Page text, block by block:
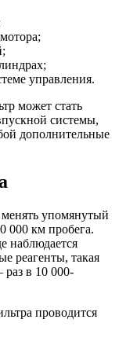
управления.
может стать
системы,
дополнительные
упомянутый
000 км пробега.
наблюдается
реагенты, такая
в 10 000-
проводится